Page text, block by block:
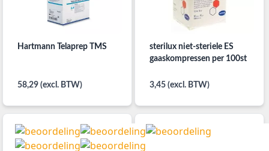
Hartmann Telaprep TMS
58,29 (excl. BTW)
sterilux niet-steriele ES
gaaskompressen per 100st
3,45 (excl. BTW)